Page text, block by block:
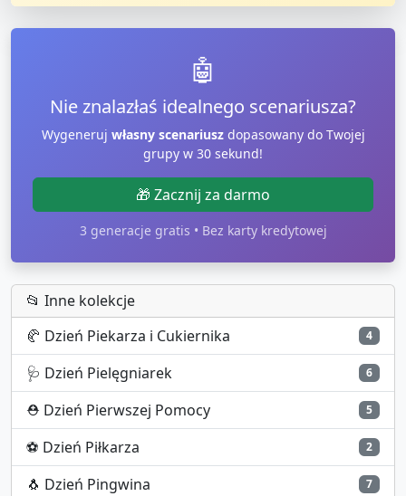
🤖
Nie znalazłaś idealnego scenariusza?
Wygeneruj własny scenariuszdopasowany do Twojej
grupy w 30 sekund!
🎁 Zacznij za darmo
3 generacje gratis • Bez karty kredytowej
📂 Inne kolekcje
🥐 Dzień Piekarza i Cukiernika 4
🩺 Dzień Pielęgniarek 6
⛑️ Dzień Pierwszej Pomocy 5
⚽ Dzień Piłkarza 2
🐧 Dzień Pingwina 7